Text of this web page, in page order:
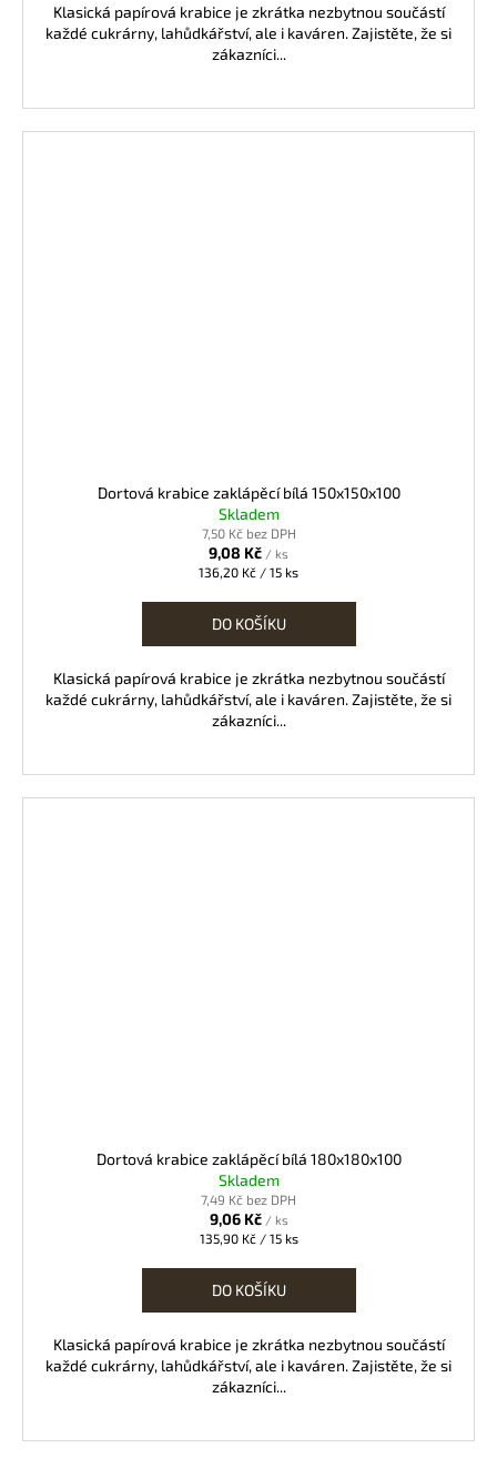
Klasická papírová krabice je zkrátka nezbytnou součástí
každé cukrárny, lahůdkářství, ale i kaváren. Zajistěte, že si
zákazníci...
Dortová krabice zaklápěcí bílá 150x150x100
Skladem
7,50 Kč bez DPH
9,08 Kč / ks
Měrná
136,20 Kč / 15 ks
DO KOŠÍKU
Klasická papírová krabice je zkrátka nezbytnou součástí
každé cukrárny, lahůdkářství, ale i kaváren. Zajistěte, že si
zákazníci...
Dortová krabice zaklápěcí bílá 180x180x100
Skladem
7,49 Kč bez DPH
9,06 Kč / ks
Měrná
135,90 Kč / 15 ks
DO KOŠÍKU
Klasická papírová krabice je zkrátka nezbytnou součástí
každé cukrárny, lahůdkářství, ale i kaváren. Zajistěte, že si
zákazníci...